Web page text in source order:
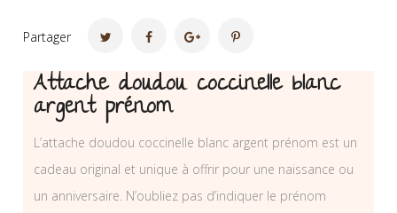
Partager
Attache doudou coccinelle blanc
argent prénom
L’attache doudou coccinelle blanc argent prénom est un
cadeau original et unique à offrir pour une naissance ou
un anniversaire. N’oubliez pas d’indiquer le prénom